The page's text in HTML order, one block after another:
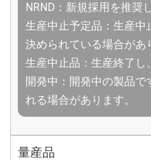
NRND：新規採用を推奨
生産中止予定品：生産
決められている場合があ
生産中止品：生産終了し
開発中：開発中の製品で
れる場合があります。
量産品